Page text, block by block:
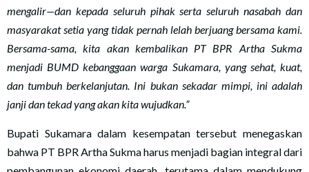
mengalir—dan kepada seluruh pihak serta seluruh nasabah dan
masyarakat setia yang tidak pernah lelah berjuang bersama kami.
Bersama-sama, kita akan kembalikan PT BPR Artha Sukma
menjadi BUMD kebanggaan warga Sukamara, yang sehat, kuat,
dan tumbuh berkelanjutan. Ini bukan sekadar mimpi, ini adalah
janji dan tekad yang akan kita wujudkan.”
Bupati Sukamara dalam kesempatan tersebut menegaskan
bahwa PT BPR Artha Sukma harus menjadi bagian integral dari